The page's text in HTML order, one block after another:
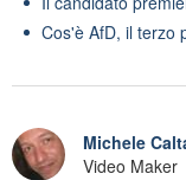
Cos'è AfD, il terzo
Michele
Video Maker